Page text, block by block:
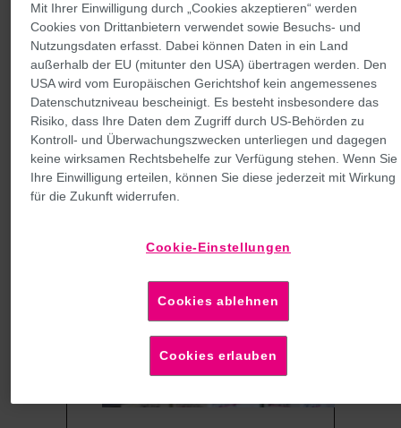
Mit Ihrer Einwilligung durch „Cookies akzeptieren“ werden
Cookies von Drittanbietern verwendet sowie Besuchs- und
Nutzungsdaten erfasst. Dabei können Daten in ein Land
außerhalb der EU (mitunter den USA) übertragen werden. Den
USA wird vom Europäischen Gerichtshof kein angemessenes
Datenschutzniveau bescheinigt. Es besteht insbesondere das
Risiko, dass Ihre Daten dem Zugriff durch US-Behörden zu
Kontroll- und Überwachungszwecken unterliegen und dagegen
keine wirksamen Rechtsbehelfe zur Verfügung stehen. Wenn Sie
Ihre Einwilligung erteilen, können Sie diese jederzeit mit Wirkung
für die Zukunft widerrufen.
Cookie-Einstellungen
Cookies ablehnen
Cookies erlauben